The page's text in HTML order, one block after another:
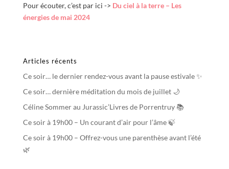
Pour écouter, c’est par ici -> Du ciel à la terre – Les
énergies de mai 2024
Articles récents
Ce soir… le dernier rendez-vous avant la pause estivale ✨
Ce soir… dernière méditation du mois de juillet 🌙
Céline Sommer au Jurassic’Livres de Porrentruy 📚
Ce soir à 19h00 – Un courant d’air pour l’âme 🍃
Ce soir à 19h00 – Offrez-vous une parenthèse avant l’été
🌿